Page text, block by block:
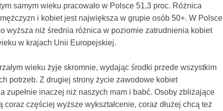
samym wieku pracowało w Polsce 51,3 proc. Różnica
i kobiet jest największa w grupie osób 50+. W Polsce
wyższa niż średnia różnica w poziomie zatrudnienia kobiet
w krajach Unii Europejskiej.
wieku żyje skromnie, wydając środki przede wszystkim
potrzeb. Z drugiej strony życie zawodowe kobiet
zupełnie inaczej niż naszych mam i babć. Osoby zbliżające
coraz częściej wyższe wykształcenie, coraz dłużej chcą też